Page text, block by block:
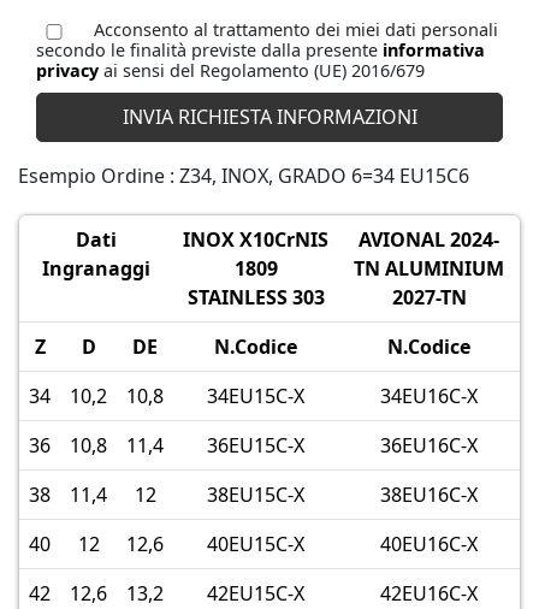
Acconsento al trattamento dei miei dati personali
secondo le finalità previste dalla presente informativa
privacy ai sensi del Regolamento (UE) 2016/679
Esempio Ordine : Z34, INOX, GRADO 6=34 EU15C6
Dati
Ingranaggi
INOX X10CrNIS
1809
STAINLESS 303
AVIONAL 2024-
TN ALUMINIUM
2027-TN
Z
D DE N.Codice
N.Codice
34
10,2 10,8 34EU15C-X
34EU16C-X
36
10,8 11,4 36EU15C-X
36EU16C-X
38
11,4 12 38EU15C-X
38EU16C-X
40
12 12,6 40EU15C-X
40EU16C-X
42
12,6 13,2 42EU15C-X
42EU16C-X